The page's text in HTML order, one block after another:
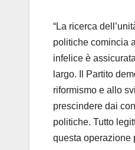
“La ricerca
politiche comincia
infelice è
largo. Il Partito
riformismo e allo
prescindere dai
politiche. Tutto
questa operazione